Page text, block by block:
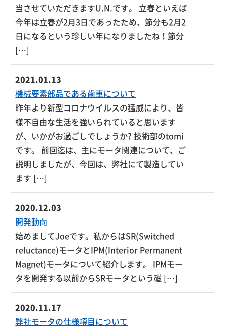
当させていただきますU.N.です。 立春といえば
今年は立春が2月3日であったため、節分も2月2
日になるという珍しい年になりましたね！節分
[…]
2021.01.13
機械要素部品である歯車について
昨年より新型コロナウイルスの猛威により、皆
様不自由な生活を強いられていると思います
が、いかがお過ごしでしょうか? 技術部のtomi
です。 前回迄は、主にモータ関連について、ご
説明しましたが、今回は、弊社にて製造してい
ます […]
2020.12.03
開発動向
始めましてJoeです。私からはSR(Switched
reluctance)モータとIPM(Interior Permanent
Magnet)モータについて紹介します。 IPMモー
タを開発する以前からSRモータという磁 […]
2020.11.17
弊社モータの仕様項目について